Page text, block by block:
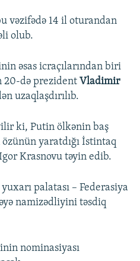
vəzifədə 14 il oturandan
olub.
əsas icraçılarından biri
20-də prezident Vladimir
uzaqlaşdırılıb.
ki, Putin ölkənin baş
yaratdığı İstintaq
Krasnovu təyin edib.
palatası – Federasiya
namizədliyini təsdiq
nominasiyası